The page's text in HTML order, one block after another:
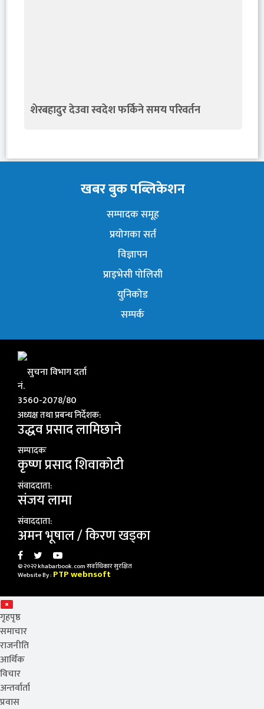
शेरबहादुर देउवा स्वदेश फर्किने समय परिवर्तन
खबर बुक पब्लिकेशन
सम्पादक समूह
प्रयोगका सर्त
विज्ञापन
प्राइभेसी पोलिसी
युनिकोड
सम्पर्क
सुचना विभाग दर्ता
नं.
3560-2078/80
अध्यक्ष तथा प्रबन्ध निर्देशक:
उद्धव प्रसाद लामिछाने
सम्पादकः
कृष्ण प्रसाद शिवाकाेटी
संवाददाता:
संजय लामा
संवाददाता:
अमन भूषाल / किरण खड्का
© २०२२ khabarbook.com सर्वाधिकार सुरक्षित
Website By : PTP webnsoft
गृहपृष्ठ
समाचार
राजनीति
आर्थिक
विचार
अन्तर्वार्ता
प्रवास